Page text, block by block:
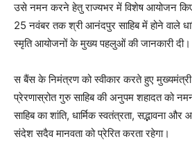
उसे नमन करने हेतु राज्यभर में विशेष आयोजन
25 नवंबर तक श्री आनंदपुर साहिब में होने वाले
स्मृति आयोजनों के मुख्य पहलुओं की जानकारी दी।
स बैंस के निमंत्रण को स्वीकार करते हुए
प्रेरणास्रोत गुरु साहिब की अनुपम शहादत को
साहिब का शांति, धार्मिक स्वतंत्रता, सद्भावना और
संदेश सदैव मानवता को प्रेरित करता रहेगा।